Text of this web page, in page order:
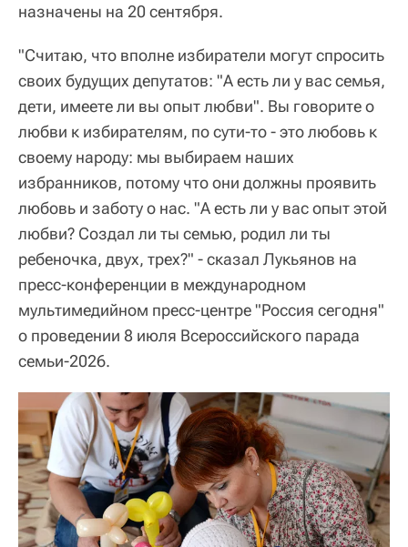
назначены на 20 сентября.
"Считаю, что вполне избиратели могут спросить
своих будущих депутатов: "А есть ли у вас семья,
дети, имеете ли вы опыт любви". Вы говорите о
любви к избирателям, по сути-то - это любовь к
своему народу: мы выбираем наших
избранников, потому что они должны проявить
любовь и заботу о нас. "А есть ли у вас опыт этой
любви? Создал ли ты семью, родил ли ты
ребеночка, двух, трех?" - сказал Лукьянов на
пресс-конференции в международном
мультимедийном пресс-центре "Россия сегодня"
о проведении 8 июля Всероссийского парада
семьи-2026.